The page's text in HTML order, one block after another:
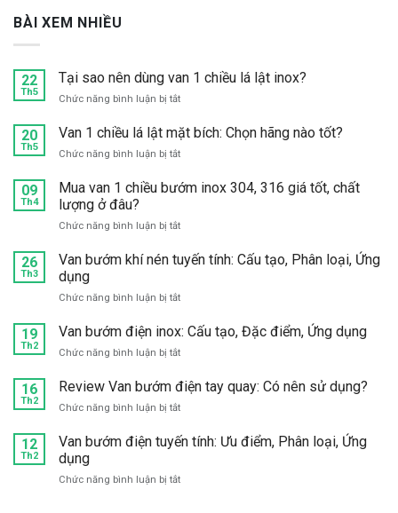
BÀI XEM NHIỀU
22
Th5
Tại sao nên dùng van 1 chiều lá lật inox?
Chức năng bình luận bị tắtở
sao
nên
dùng
1
20
Th5
Van 1 chiều lá lật mặt bích: Chọn hãng nào tốt?
Chức năng bình luận bị tắtở
1
lật
bích:
nào
09
Th4
Mua van 1 chiều bướm inox 304, 316 giá tốt, chất
lượng ở đâu?
Chức năng bình luận bị tắtở
van
1
bướm
304,
chất
lượng
đâu?
26
Th3
Van bướm khí nén tuyến tính: Cấu tạo, Phân loại, Ứng
dụng
Chức năng bình luận bị tắtở
bướm
nén
tính:
Phân
loại,
dụng
19
Th2
Van bướm điện inox: Cấu tạo, Đặc điểm, Ứng dụng
Chức năng bình luận bị tắtở
bướm
điện
inox:
tạo,
16
Th2
Review Van bướm điện tay quay: Có nên sử dụng?
Chức năng bình luận bị tắtở
Van
tay
12
Th2
Van bướm điện tuyến tính: Ưu điểm, Phân loại, Ứng
dụng
Chức năng bình luận bị tắtở